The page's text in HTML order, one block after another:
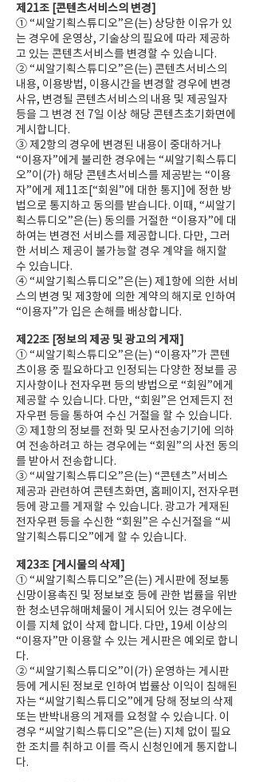
제21조 [콘텐츠서비스의 변경]
① “씨알기획스튜디오”은(는) 상당한 이유가 있
는 경우에 운영상, 기술상의 필요에 따라 제공하
고 있는 콘텐츠서비스를 변경할 수 있습니다.
② “씨알기획스튜디오”은(는) 콘텐츠서비스의
내용, 이용방법, 이용시간을 변경할 경우에 변경
사유, 변경될 콘텐츠서비스의 내용 및 제공일자
등을 그 변경 전 7일 이상 해당 콘텐츠초기화면에
게시합니다.
③ 제2항의 경우에 변경된 내용이 중대하거나
“이용자”에게 불리한 경우에는 “씨알기획스튜디
오”이(가) 해당 콘텐츠서비스를 제공받는 “이용
자”에게 제11조[“회원”에 대한 통지]에 정한 방
법으로 통지하고 동의를 받습니다. 이때, “씨알기
획스튜디오”은(는) 동의를 거절한 “이용자”에 대
하여는 변경전 서비스를 제공합니다. 다만, 그러
한 서비스 제공이 불가능할 경우 계약을 해지할
수 있습니다.
④ “씨알기획스튜디오”은(는) 제1항에 의한 서비
스의 변경 및 제3항에 의한 계약의 해지로 인하여
“이용자”가 입은 손해를 배상합니다.
제22조 [정보의 제공 및 광고의 게재]
① “씨알기획스튜디오”은(는) “이용자”가 콘텐
츠이용 중 필요하다고 인정되는 다양한 정보를 공
지사항이나 전자우편 등의 방법으로 “회원”에게
제공할 수 있습니다. 다만, “회원”은 언제든지 전
자우편 등을 통하여 수신 거절을 할 수 있습니다.
② 제1항의 정보를 전화 및 모사전송기기에 의하
여 전송하려고 하는 경우에는 “회원”의 사전 동의
를 받아서 전송합니다.
③ “씨알기획스튜디오”은(는) “콘텐츠”서비스
제공과 관련하여 콘텐츠화면, 홈페이지, 전자우편
등에 광고를 게재할 수 있습니다. 광고가 게재된
전자우편 등을 수신한 “회원”은 수신거절을 “씨
알기획스튜디오”에게 할 수 있습니다.
제23조 [게시물의 삭제]
① “씨알기획스튜디오”은(는) 게시판에 정보통
신망이용촉진 및 정보보호 등에 관한 법률을 위반
한 청소년유해매체물이 게시되어 있는 경우에는
이를 지체 없이 삭제 합니다. 다만, 19세 이상의
“이용자”만 이용할 수 있는 게시판은 예외로 합니
다.
② “씨알기획스튜디오”이(가) 운영하는 게시판
등에 게시된 정보로 인하여 법률상 이익이 침해된
자는 “씨알기획스튜디오”에게 당해 정보의 삭제
또는 반박내용의 게재를 요청할 수 있습니다. 이
경우 “씨알기획스튜디오”은(는) 지체 없이 필요
한 조치를 취하고 이를 즉시 신청인에게 통지합니
다.